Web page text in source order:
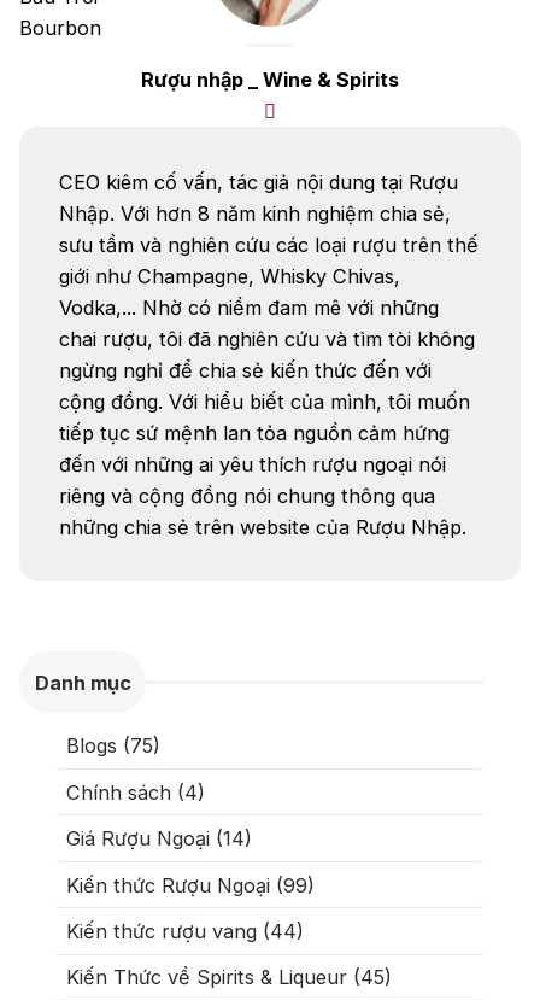
Ưu đãi hot
tặng, gi rượu siêu hấp dẫn
+ Nhà cung cấp uy tín
Rượu nhập _ Wine & Spirits
CEO kiêm cố vấn, tác giả nội dung tại Rượu
Nhập. Với hơn 8 năm kinh nghiệm chia sẻ,
sưu tầm và nghiên cứu các loại rượu trên thế
giới như Champagne, Whisky Chivas,
Vodka,... Nhờ có niềm đam mê với những
chai rượu, tôi đã nghiên cứu và tìm tòi không
ngừng nghỉ để chia sẻ kiến thức đến với
cộng đồng. Với hiểu biết của mình, tôi muốn
tiếp tục sứ mệnh lan tỏa nguồn cảm hứng
đến với những ai yêu thích rượu ngoại nói
riêng và cộng đồng nói chung thông qua
những chia sẻ trên website của Rượu Nhập.
Danh mục
Blogs (75)
Chính sách (4)
Giá Rượu Ngoại (14)
Kiến thức Rượu Ngoại (99)
Kiến thức rượu vang (44)
Kiến Thức về Spirits & Liqueur (45)